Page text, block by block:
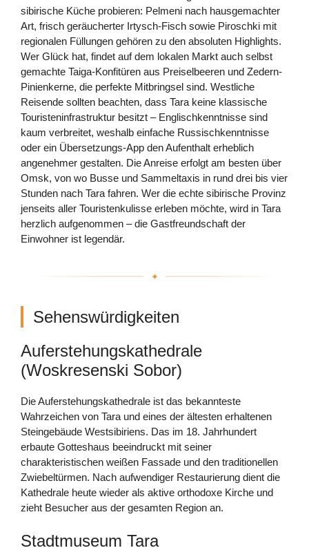
sibirische Küche probieren: Pelmeni nach hausgemachter
Art, frisch geräucherter Irtysch-Fisch sowie Piroschki mit
regionalen Füllungen gehören zu den absoluten Highlights.
Wer Glück hat, findet auf dem lokalen Markt auch selbst
gemachte Taiga-Konfitüren aus Preiselbeeren und Zedern-
Pinienkerne, die perfekte Mitbringsel sind. Westliche
Reisende sollten beachten, dass Tara keine klassische
Touristeninfrastruktur besitzt – Englischkenntnisse sind
kaum verbreitet, weshalb einfache Russischkenntnisse
oder ein Übersetzungs-App den Aufenthalt erheblich
angenehmer gestalten. Die Anreise erfolgt am besten über
Omsk, von wo Busse und Sammeltaxis in rund drei bis vier
Stunden nach Tara fahren. Wer die echte sibirische Provinz
jenseits aller Touristenkulisse erleben möchte, wird in Tara
herzlich aufgenommen – die Gastfreundschaft der
Einwohner ist legendär.
Sehenswürdigkeiten
Auferstehungskathedrale
(Woskresenski Sobor)
Die Auferstehungskathedrale ist das bekannteste
Wahrzeichen von Tara und eines der ältesten erhaltenen
Steingebäude Westsibiriens. Das im 18. Jahrhundert
erbaute Gotteshaus beeindruckt mit seiner
charakteristischen weißen Fassade und den traditionellen
Zwiebeltürmen. Nach aufwendiger Restaurierung dient die
Kathedrale heute wieder als aktive orthodoxe Kirche und
zieht Besucher aus der gesamten Region an.
Stadtmuseum Tara